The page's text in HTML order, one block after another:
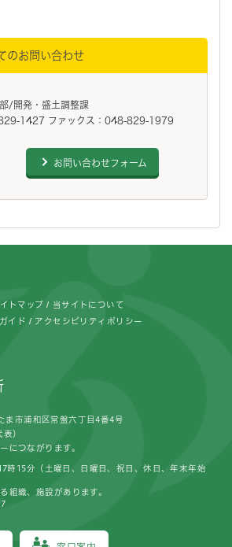
のお問い合わせ
/開発・盛土調整課
1427 ファックス：048-829-1979
お問い合わせフォーム
トマップ 当サイトについて
イド アクセシビリティポリシー
ま市浦和区常盤六丁目4番4号
）
につながります。
時15分（土曜日、日曜日、祝日、休日、年末年始
組織、施設があります。